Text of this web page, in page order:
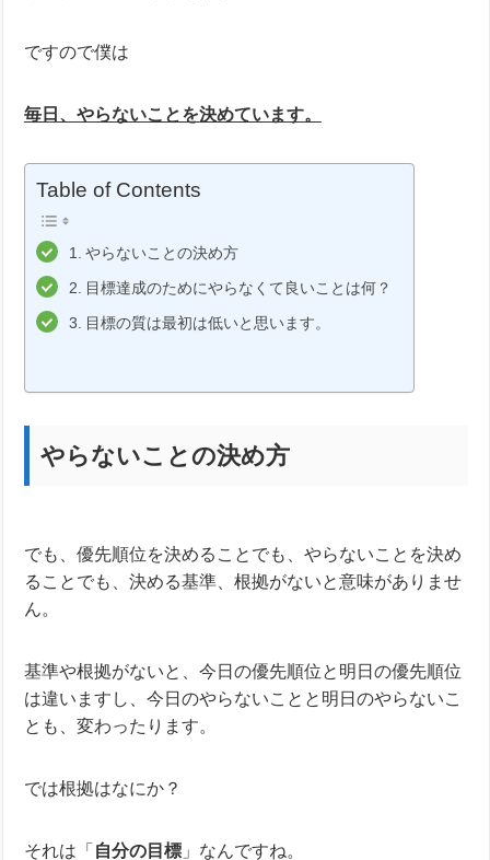
ですので僕は
毎日、やらないことを決めています。
Table of Contents
やらないことの決め方
目標達成のためにやらなくて良いことは何？
目標の質は最初は低いと思います。
やらないことの決め方
でも、優先順位を決めることでも、やらないことを決め
ることでも、決める基準、根拠がないと意味がありませ
ん。
基準や根拠がないと、今日の優先順位と明日の優先順位
は違いますし、今日のやらないことと明日のやらないこ
とも、変わったります。
では根拠はなにか？
それは「 自分の目標」なんですね。